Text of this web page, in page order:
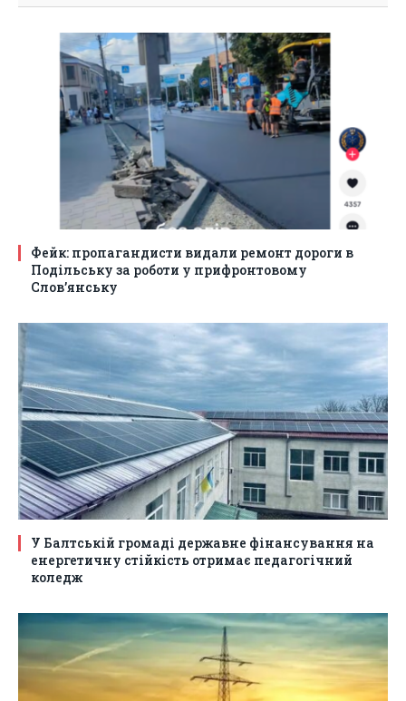
Фейк: пропагандисти видали ремонт дороги в
Подільську за роботи у прифронтовому
Слов’янську
У Балтській громаді державне фінансування на
енергетичну стійкість отримає педагогічний
коледж